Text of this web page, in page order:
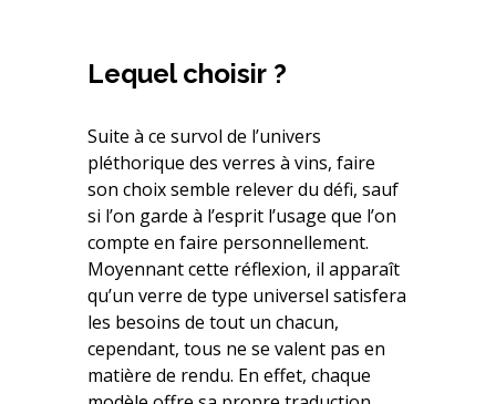
Lequel choisir ?
Suite à ce survol de l’univers
pléthorique des verres à vins, faire
son choix semble relever du défi, sauf
si l’on garde à l’esprit l’usage que l’on
compte en faire personnellement.
Moyennant cette réflexion, il apparaît
qu’un verre de type universel satisfera
les besoins de tout un chacun,
cependant, tous ne se valent pas en
matière de rendu. En effet, chaque